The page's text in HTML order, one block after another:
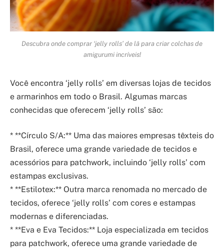
Descubra onde comprar ‘jelly rolls’ de lã para criar colchas de
amigurumi incríveis!
Você encontra ‘jelly rolls’ em diversas lojas de tecidos
e armarinhos em todo o Brasil. Algumas marcas
conhecidas que oferecem ‘jelly rolls’ são:
* **Círculo S/A:** Uma das maiores empresas têxteis do
Brasil, oferece uma grande variedade de tecidos e
acessórios para patchwork, incluindo ‘jelly rolls’ com
estampas exclusivas.
* **Estilotex:** Outra marca renomada no mercado de
tecidos, oferece ‘jelly rolls’ com cores e estampas
modernas e diferenciadas.
* **Eva e Eva Tecidos:** Loja especializada em tecidos
para patchwork, oferece uma grande variedade de